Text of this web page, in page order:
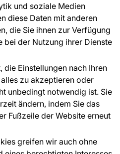
und soziale Medien
diese Daten mit anderen
die Sie ihnen zur Verfügung
bei der Nutzung ihrer Dienste
die Einstellungen nach Ihren
zu akzeptieren oder
unbedingt notwendig ist. Sie
ändern, indem Sie das
Fußzeile der Website erneut
greifen wir auch ohne
Ihnen gerne weiter
von: